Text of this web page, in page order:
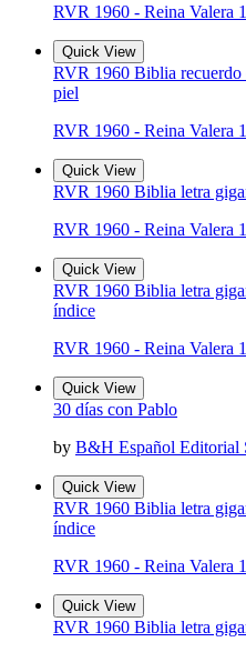
RVR 1960 - Reina Valera
Quick View
RVR 1960 Biblia recuerdo
piel
RVR 1960 - Reina Valera
Quick View
RVR 1960 Biblia letra
RVR 1960 - Reina Valera
Quick View
RVR 1960 Biblia letra
índice
RVR 1960 - Reina Valera
Quick View
30 días con Pablo
by B&H Español Editorial
Quick View
RVR 1960 Biblia letra
índice
RVR 1960 - Reina Valera
Quick View
RVR 1960 Biblia letra